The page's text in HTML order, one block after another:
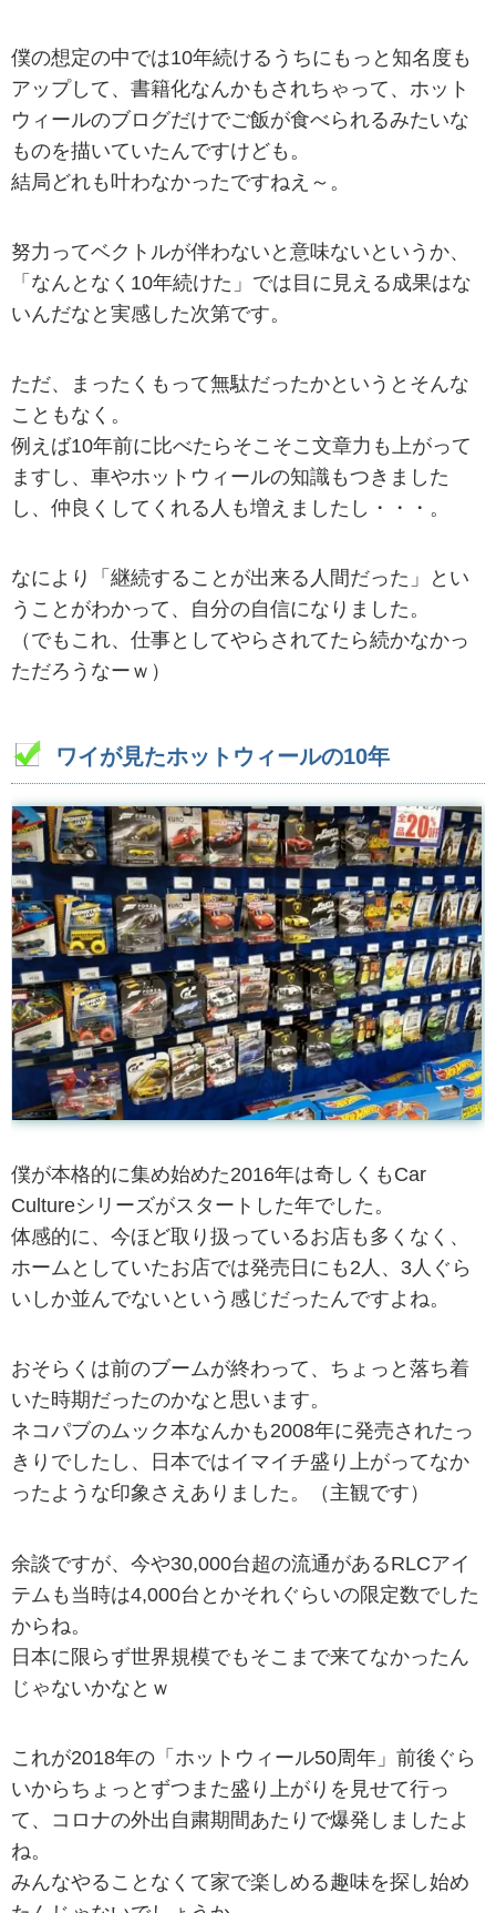
僕の想定の中では10年続けるうちにもっと知名度も
アップして、書籍化なんかもされちゃって、ホット
ウィールのブログだけでご飯が食べられるみたいな
ものを描いていたんですけども。
結局どれも叶わなかったですねえ～。
努力ってベクトルが伴わないと意味ないというか、
「なんとなく10年続けた」では目に見える成果はな
いんだなと実感した次第です。
ただ、まったくもって無駄だったかというとそんな
こともなく。
例えば10年前に比べたらそこそこ文章力も上がって
ますし、車やホットウィールの知識もつきました
し、仲良くしてくれる人も増えましたし・・・。
なにより「継続することが出来る人間だった」とい
うことがわかって、自分の自信になりました。
（でもこれ、仕事としてやらされてたら続かなかっ
ただろうなーｗ）
ワイが見たホットウィールの10年
僕が本格的に集め始めた2016年は奇しくもCar
Cultureシリーズがスタートした年でした。
体感的に、今ほど取り扱っているお店も多くなく、
ホームとしていたお店では発売日にも2人、3人ぐら
いしか並んでないという感じだったんですよね。
おそらくは前のブームが終わって、ちょっと落ち着
いた時期だったのかなと思います。
ネコパブのムック本なんかも2008年に発売されたっ
きりでしたし、日本ではイマイチ盛り上がってなか
ったような印象さえありました。（主観です）
余談ですが、今や30,000台超の流通があるRLCアイ
テムも当時は4,000台とかそれぐらいの限定数でした
からね。
日本に限らず世界規模でもそこまで来てなかったん
じゃないかなとｗ
これが2018年の「ホットウィール50周年」前後ぐら
いからちょっとずつまた盛り上がりを見せて行っ
て、コロナの外出自粛期間あたりで爆発しましたよ
ね。
みんなやることなくて家で楽しめる趣味を探し始め